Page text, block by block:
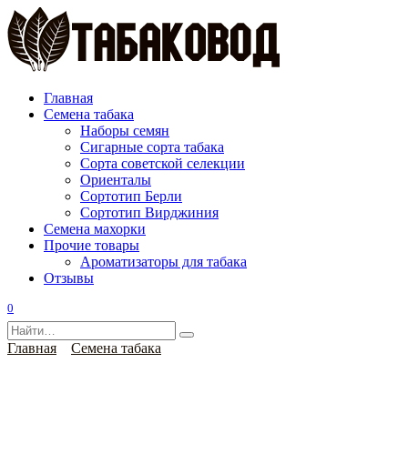
Перейти
к
содержанию
Главная
Семена табака
Наборы семян
Сигарные сорта табака
Сорта советской селекции
Ориенталы
Сортотип Берли
Сортотип Вирджиния
Семена махорки
Прочие товары
Ароматизаторы для табака
Отзывы
0
Search
for:
Главная Семена табака